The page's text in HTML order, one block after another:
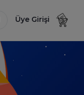
Üye Girişi